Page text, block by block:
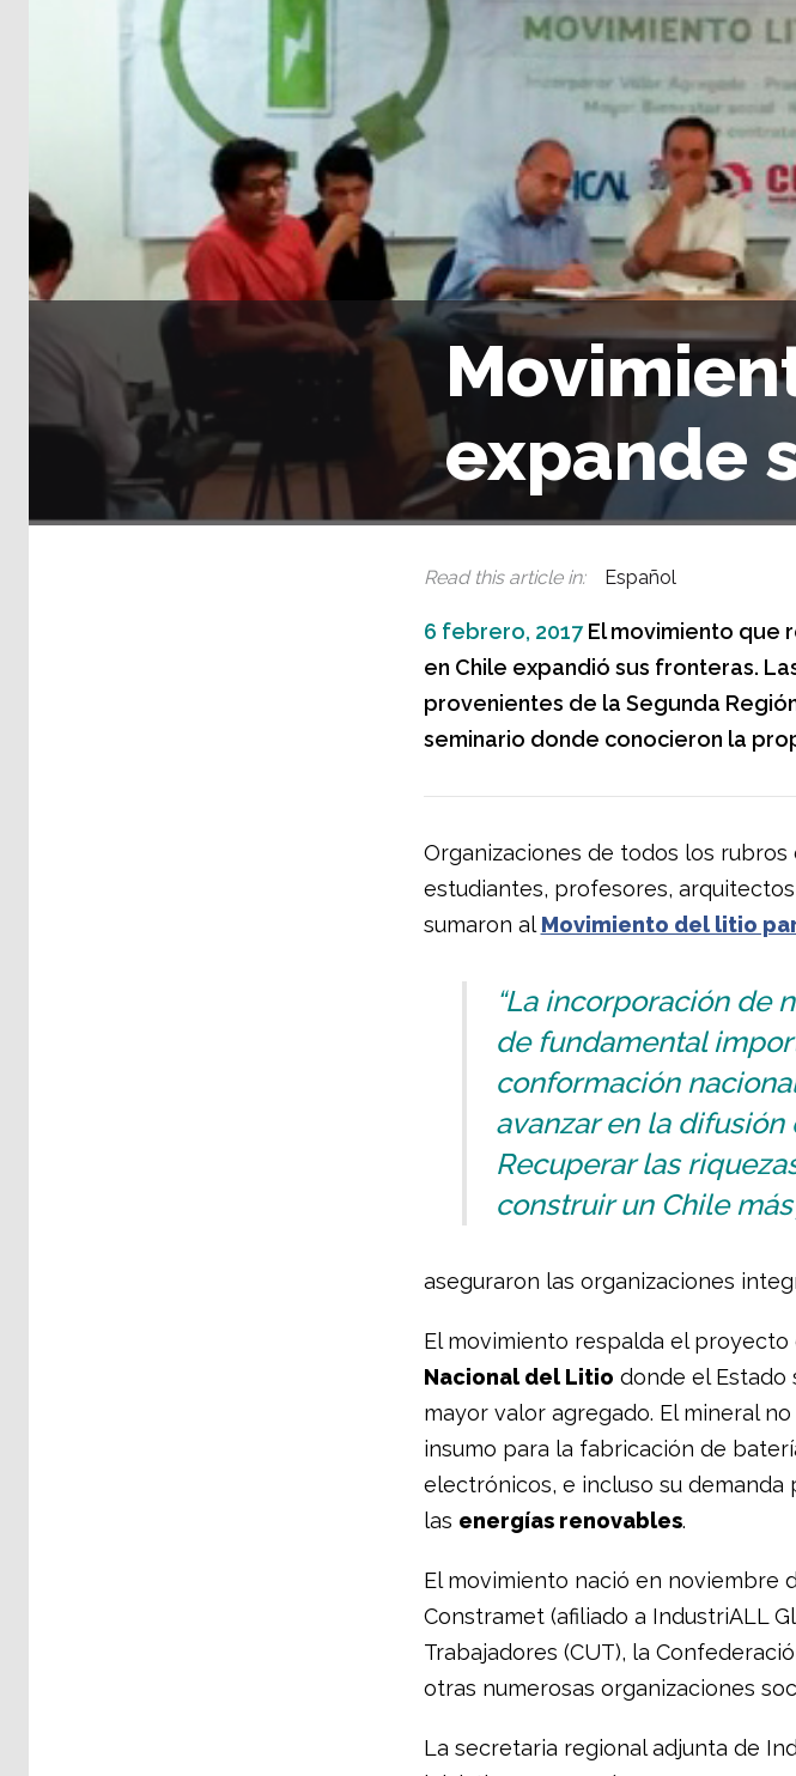
expande
Read this article in: Español
6 febrero, 2017 El movimiento que
en Chile expandió sus fronteras.
provenientes de la Segunda
seminario donde conocieron la
Organizaciones de todos los
estudiantes, profesores,
sumaron al Movimiento del litio
“La incorporación de
de fundamental
conformación
avanzar en la
Recuperar las
construir un Chile más
aseguraron las organizaciones
El movimiento respalda el
Nacional del Litio donde el
mayor valor agregado. El mineral
insumo para la fabricación de
electrónicos, e incluso su
las energías renovables.
El movimiento nació en noviembre
Constramet (afiliado a IndustriALL
Trabajadores (CUT), la
otras numerosas organizaciones
La secretaria regional adjunta de